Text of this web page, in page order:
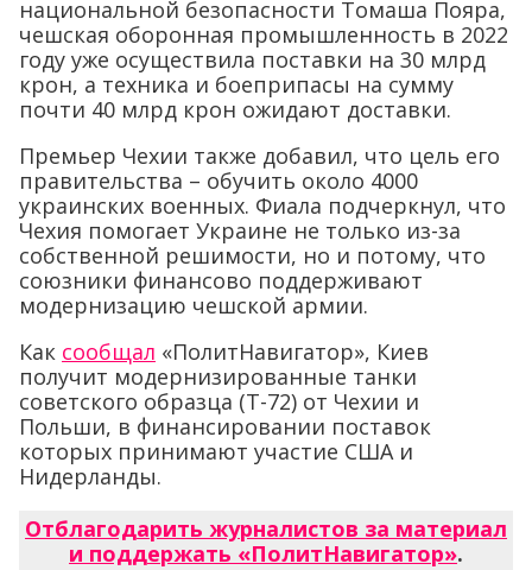
национальной безопасности Томаша Пояра,
чешская оборонная промышленность в 2022
году уже осуществила поставки на 30 млрд
крон, а техника и боеприпасы на сумму
почти 40 млрд крон ожидают доставки.
Премьер Чехии также добавил, что цель его
правительства – обучить около 4000
украинских военных. Фиала подчеркнул, что
Чехия помогает Украине не только из-за
собственной решимости, но и потому, что
союзники финансово поддерживают
модернизацию чешской армии.
Как сообщал «ПолитНавигатор», Киев
получит модернизированные танки
советского образца (Т-72) от Чехии и
Польши, в финансировании поставок
которых принимают участие США и
Нидерланды.
Отблагодарить журналистов за материал
и поддержать «ПолитНавигатор».